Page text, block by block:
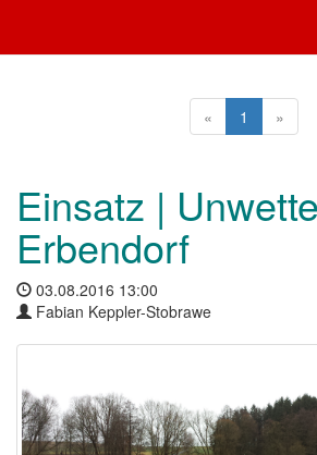
« 1 »
Einsatz |
Erbendorf
03.08.2016 13:00
Fabian Keppler-Stobrawe